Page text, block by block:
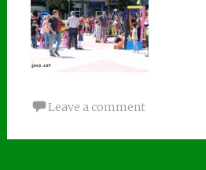
Leave a comment